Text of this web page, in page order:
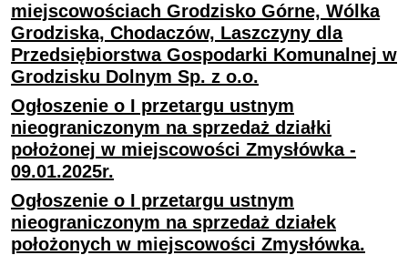
miejscowościach Grodzisko Górne, Wólka
Grodziska, Chodaczów, Laszczyny dla
Przedsiębiorstwa Gospodarki Komunalnej w
Grodzisku Dolnym Sp. z o.o.
Ogłoszenie o I przetargu ustnym
nieograniczonym na sprzedaż działki
położonej w miejscowości Zmysłówka -
09.01.2025r.
Ogłoszenie o I przetargu ustnym
nieograniczonym na sprzedaż działek
położonych w miejscowości Zmysłówka.